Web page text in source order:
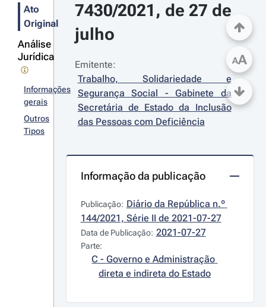
Ato
Original
Análise
Jurídica
Informações
gerais
Outros
Tipos
7430/2021, de 27 de
julho
Emitente:
Trabalho, Solidariedade e
Segurança Social - Gabinete da
Secretária de Estado da Inclusão
das Pessoas com Deficiência
Informação da publicação
Publicação: Diário da República n.º
144/2021, Série II de 2021-07-27
Data de Publicação: 2021-07-27
Parte:
C - Governo e Administração
direta e indireta do Estado
AA